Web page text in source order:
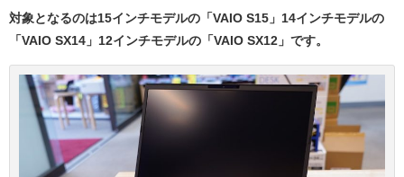
対象となるのは15インチモデルの「VAIO S15」14インチモデルの
「VAIO SX14」12インチモデルの「VAIO SX12」です。